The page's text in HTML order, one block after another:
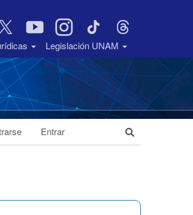
Legislación UNAM
Entrar